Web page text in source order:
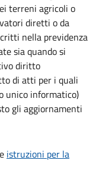
terreni agricoli o
diretti o da
nella previdenza
sia quando si
diritto
di atti per i quali
unico informatico)
gli aggiornamenti
istruzioni per la